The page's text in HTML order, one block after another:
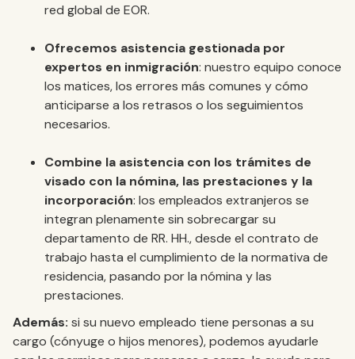
red global de EOR.
Ofrecemos asistencia gestionada por
expertos en inmigración: nuestro equipo conoce
los matices, los errores más comunes y cómo
anticiparse a los retrasos o los seguimientos
necesarios.
Combine la asistencia con los trámites de
visado con la nómina, las prestaciones y la
incorporación: los empleados extranjeros se
integran plenamente sin sobrecargar su
departamento de RR. HH., desde el contrato de
trabajo hasta el cumplimiento de la normativa de
residencia, pasando por la nómina y las
prestaciones.
Además: si su nuevo empleado tiene personas a su
cargo (cónyuge o hijos menores), podemos ayudarle